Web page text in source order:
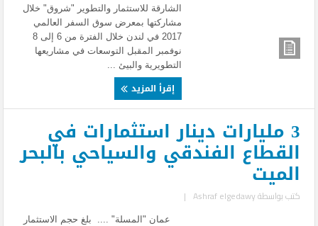
الشارقة للاستثمار والتطوير "شروق" خلال
مشاركتها بمعرض سوق السفر العالمي
2017 في لندن خلال الفترة من 6 إلى 8
نوفمبر المقبل التوسعات في مشاريعها
التطويرية والبيئ ...
إقرأ المزيد
3 مليارات دينار استثمارات في
القطاع الفندقي والسياحي بالبحر
الميت
كتب بواسطةAshraf elgedawy
|
عمان "المسلة" .... بلغ حجم الاستثمار